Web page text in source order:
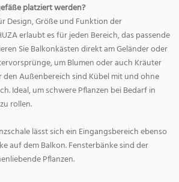
platziert werden?
Design, Größe und Funktion der
erlaubt es für jeden Bereich, das passende
Sie Balkonkästen direkt am Geländer oder
um Blumen oder auch Kräuter
den Außenbereich sind Kübel mit und ohne
Ideal, um schwere Pflanzen bei Bedarf in
rollen.
lässt sich ein Eingangsbereich ebenso
auf dem Balkon. Fensterbänke sind der
Pflanzen.